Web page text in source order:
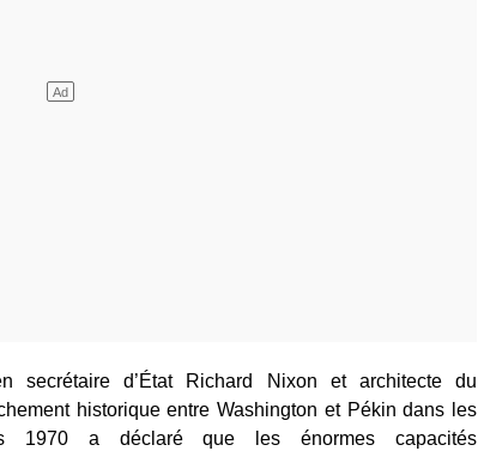
secrétaire d’État Richard Nixon et architecte du
historique entre Washington et Pékin dans les
1970 a déclaré que les énormes capacités